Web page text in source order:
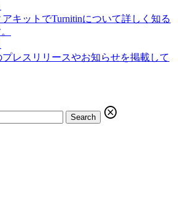
キットでTurnitinについて詳しく知る
プレスリリースやお知らせを掲載して
Search
cancel